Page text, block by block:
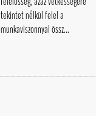
tekintet nélkül felel a
munkaviszonnyal össz...